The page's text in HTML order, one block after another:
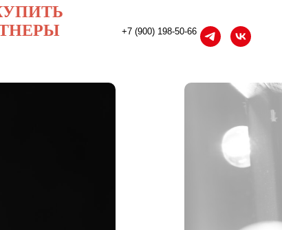
+7 (900) 198-50-66